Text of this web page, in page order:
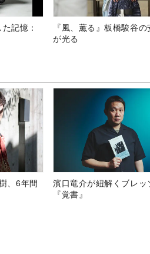
記憶：
『風、薫る』板橋駿谷
が光る
、6年間
濱口竜介が紐解くブレッ
『覚書』